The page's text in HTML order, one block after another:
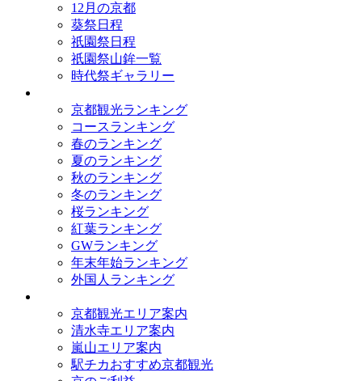
12月の京都
葵祭日程
祇園祭日程
祇園祭山鉾一覧
時代祭ギャラリー
京都観光ランキング
コースランキング
春のランキング
夏のランキング
秋のランキング
冬のランキング
桜ランキング
紅葉ランキング
GWランキング
年末年始ランキング
外国人ランキング
京都観光エリア案内
清水寺エリア案内
嵐山エリア案内
駅チカおすすめ京都観光